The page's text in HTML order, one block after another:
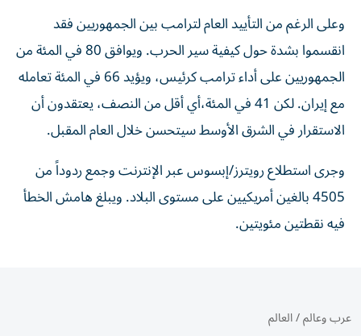
وعلى الرغم من التأييد العام لترامب بين الجمهوريين فقد
انقسموا بشدة حول كيفية سير الحرب. ويوافق 80 في المئة من
الجمهوريين على أداء ترامب كرئيس، ويؤيد 66 في المئة تعامله
مع إيران. لكن 41 في المئة،​أي أقل من النصف، يعتقدون أن
الاستقرار في الشرق الأوسط سيتحسن خلال العام المقبل.
وجرى استطلاع رويترز/إبسوس عبر الإنترنت وجمع ردوداً من
4505 بالغين أمريكيين على مستوى البلاد. ويبلغ هامش الخطأ
فيه نقطتين مئويتين.
عرب وعالم/العالم